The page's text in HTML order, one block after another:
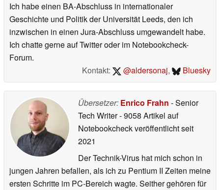
Ich habe einen BA-Abschluss in internationaler
Geschichte und Politik der Universität Leeds, den ich
inzwischen in einen Jura-Abschluss umgewandelt habe.
Ich chatte gerne auf Twitter oder im Notebookcheck-
Forum.
Kontakt:
@aldersonaj, Bluesky
Übersetzer: Enrico Frahn - Senior
Tech Writer- 9058 Artikel auf
Notebookcheck veröffentlichtseit
2021
Der Technik-Virus hat mich schon in
jungen Jahren befallen, als ich zu Pentium II Zeiten meine
ersten Schritte im PC-Bereich wagte. Seither gehören für